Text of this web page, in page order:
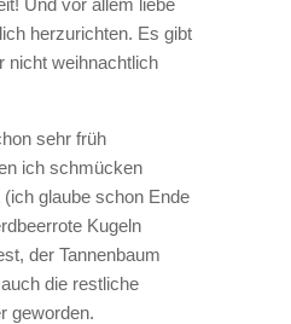
Und vor allem liebe
herzurichten. Es gibt
nicht weihnachtlich
sehr früh
ich schmücken
glaube schon Ende
Kugeln
der Tannenbaum
die restliche
geworden.